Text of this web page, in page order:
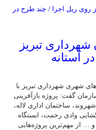
تبریز
آستانه
شهری شهرداری تبریز با
گفت: پروژه بازآفرینی
ساختمان اداری لاله،
وادی رحمت، ایستگاه
… از مهم‌ترین پروژه‌هایی